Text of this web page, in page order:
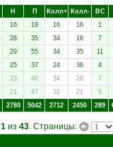
Н П Колл+ Колл- ВC
16 19 16 16 1
28 35 34 16 7
29 55 34 35 11
25 37 24 36 4
23 46 34 26 7
21 47 32 21 5
2780 5042 2712 2450 289
1 из 43. Страницы: